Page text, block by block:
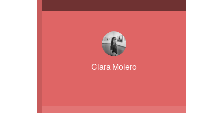
Clara Molero